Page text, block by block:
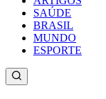
SAÚDE
BRASIL
MUNDO
ESPORTE